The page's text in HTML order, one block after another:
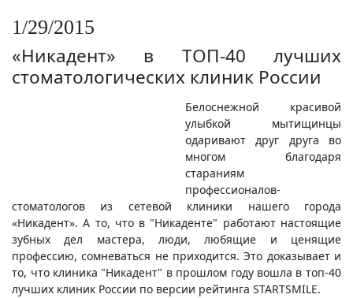
1/29/2015
«Никадент» в ТОП-40 лучших
стоматологических клиник России
Белоснежной красивой
улыбкой мытищинцы
одаривают друг друга во
многом благодаря
стараниям
профессионалов-
стоматологов из сетевой клиники нашего города
«Никадент». А то, что в "Никаденте" работают настоящие
зубных дел мастера, люди, любящие и ценящие
профессию, сомневаться не приходится. Это доказывает и
то, что клиника "Никадент" в прошлом году вошла в топ-40
лучших клиник России по версии рейтинга STARTSMILE.